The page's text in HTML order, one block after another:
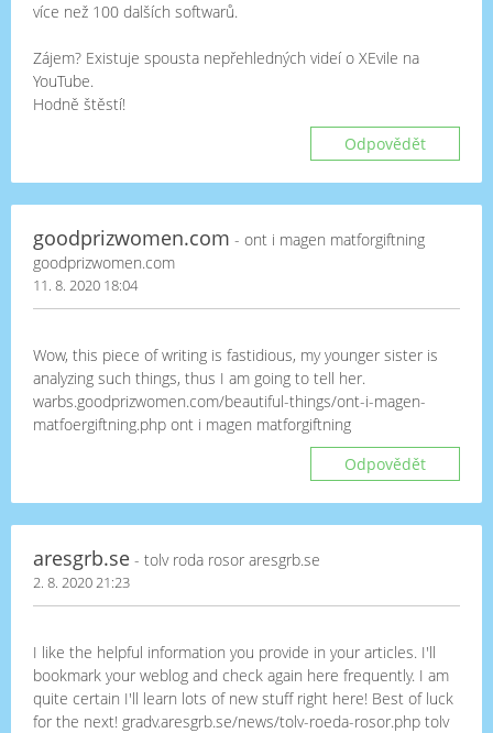
více než 100 dalších softwarů.
Zájem? Existuje spousta nepřehledných videí o XEvile na
YouTube.
Hodně štěstí!
Odpovědět
goodprizwomen.com - ont i magen matforgiftning
goodprizwomen.com
11. 8. 2020 18:04
Wow, this piece of writing is fastidious, my younger sister is
analyzing such things, thus I am going to tell her.
warbs.goodprizwomen.com/beautiful-things/ont-i-magen-
matfoergiftning.php ont i magen matforgiftning
Odpovědět
aresgrb.se - tolv roda rosor aresgrb.se
2. 8. 2020 21:23
I like the helpful information you provide in your articles. I'll
bookmark your weblog and check again here frequently. I am
quite certain I'll learn lots of new stuff right here! Best of luck
for the next! gradv.aresgrb.se/news/tolv-roeda-rosor.php tolv